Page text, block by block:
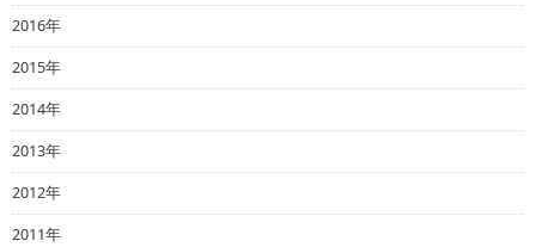
2016年
2015年
2014年
2013年
2012年
2011年